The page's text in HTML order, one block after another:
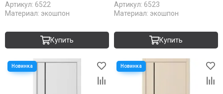
Артикул: 6522
Материал: экошпон
Купить
Артикул: 6523
Материал: экошпон
Купить